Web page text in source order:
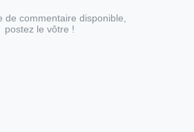
de commentaire disponible,
postez le vôtre !